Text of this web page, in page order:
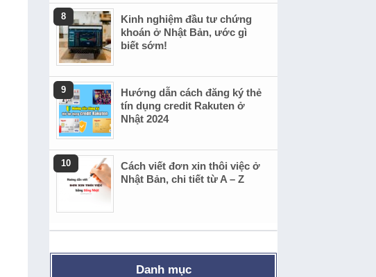
Kinh nghiệm đầu tư chứng
khoán ở Nhật Bản, ước gì
biết sớm!
Hướng dẫn cách đăng ký thẻ
tín dụng credit Rakuten ở
Nhật 2024
Cách viết đơn xin thôi việc ở
Nhật Bản, chi tiết từ A – Z
Danh mục